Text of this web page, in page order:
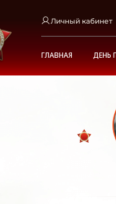
Личный кабинет
ГЛАВНАЯ ДЕНЬ